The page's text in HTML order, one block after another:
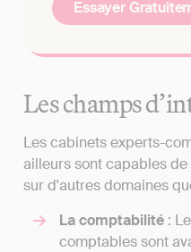
Essayer
Les champs
Les cabinets experts-
ailleurs sont capables
sur d'autres domaines
La comptabilité :
comptables sont